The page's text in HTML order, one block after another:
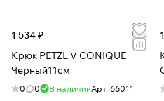
1 534 ₽
Крюк PETZL V CONIQUE
Черный11см
0 0 В наличииАрт. 66011